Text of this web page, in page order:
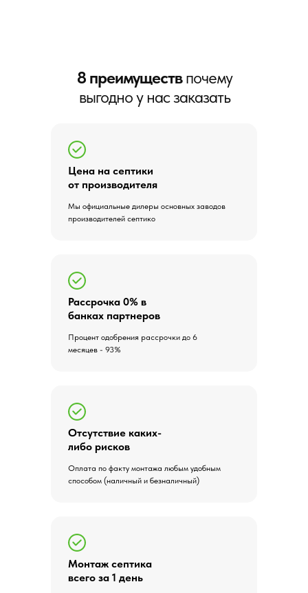
8 преимуществпочему
выгодно у нас заказать
Цена на септики
от производителя
Мы официальные дилеры основных заводов
производителей септико
Рассрочка 0% в
банках партнеров
Процент одобрения рассрочки до 6
месяцев - 93%
Отсутствие каких-
либо рисков
Оплата по факту монтажа любым удобным
способом (наличный и безналичный)
Монтаж септика
всего за 1 день